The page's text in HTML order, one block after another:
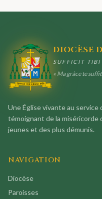
DIOCÈSE
SUFFICIT TIBI
« Ma grâce te suffit
Une Église vivante au
témoignant de la miséricorde
jeunes et des plus démunis.
NAVIGATION
Diocèse
Paroisses